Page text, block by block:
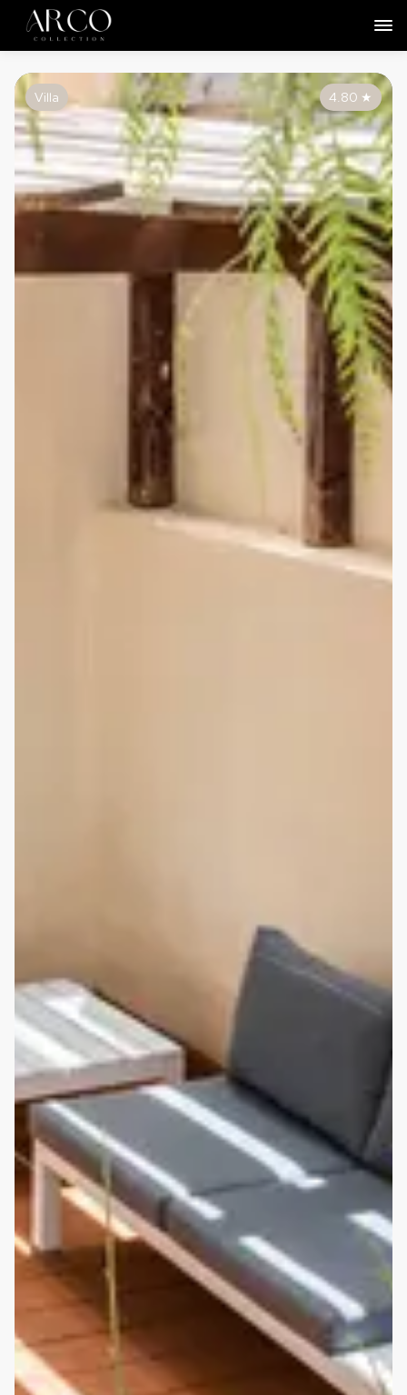
4.80 ★
Villa